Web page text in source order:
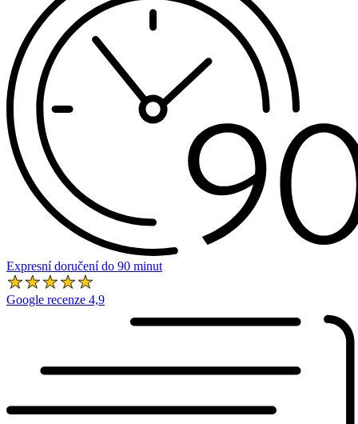
Expresní doručení do 90 minut
Google recenze 4,9